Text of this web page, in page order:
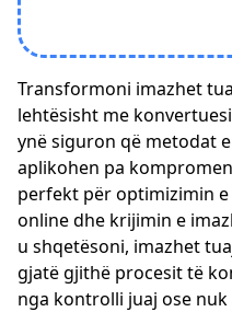
Transformoni imazhet
lehtësisht me
ynë siguron që metodat
aplikohen pa
perfekt për optimizimin
online dhe krijimin e
u shqetësoni, imazhet
gjatë gjithë procesit të
nga kontrolli juaj ose